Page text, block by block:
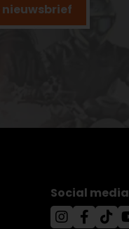
nieuwsbrief
Social media